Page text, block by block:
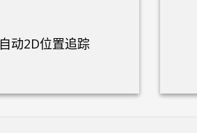
自动2D位置追踪